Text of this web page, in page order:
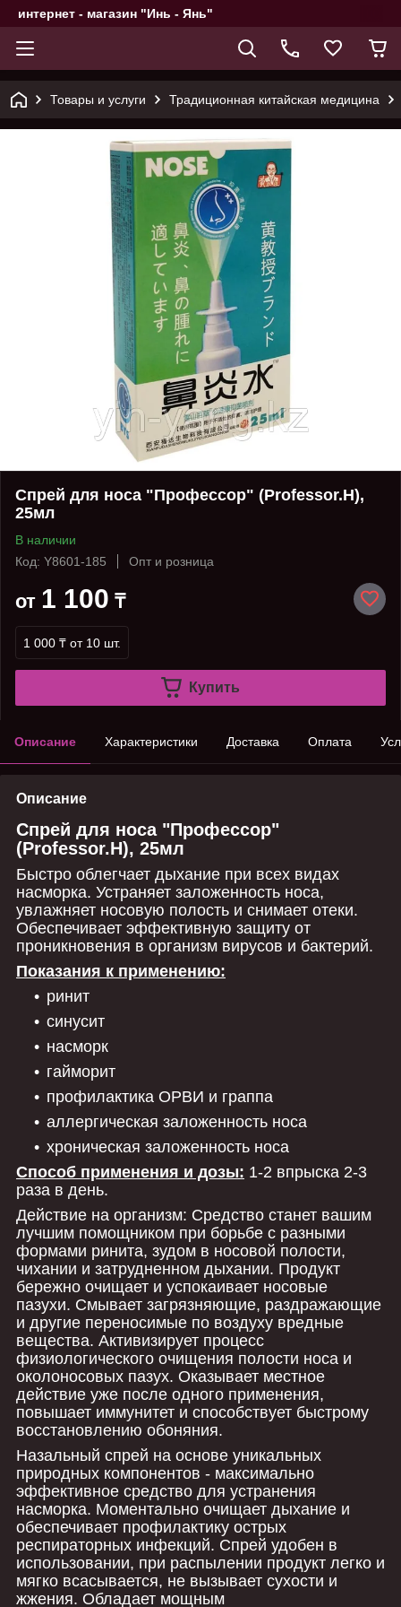
интернет - магазин "Инь - Янь"
Товары и услуги Традиционная китайская медицина
Спрей для носа "Профессор" (Professor.H),
25мл
В наличии
Код: Y8601-185
Опт и розница
от 1 100 ₸
1 000 ₸ от 10 шт.
Купить
Описание Характеристики Доставка Оплата
Описание
Спрей для носа "Профессор"
(Professor.H), 25мл
Быстро облегчает дыхание при всех видах
насморка. Устраняет заложенность носа,
увлажняет носовую полость и снимает отеки.
Обеспечивает эффективную защиту от
проникновения в организм вирусов и бактерий.
Показания к применению:
ринит
синусит
насморк
гайморит
профилактика ОРВИ и граппа
аллергическая заложенность носа
хроническая заложенность носа
Способ применения и дозы: 1-2 впрыска 2-3
раза в день.
Действие на организм: Средство станет вашим
лучшим помощником при борьбе с разными
формами ринита, зудом в носовой полости,
чихании и затрудненном дыхании. Продукт
бережно очищает и успокаивает носовые
пазухи. Смывает загрязняющие, раздражающие
и другие переносимые по воздуху вредные
вещества. Активизирует процесс
физиологического очищения полости носа и
околоносовых пазух. Оказывает местное
действие уже после одного применения,
повышает иммунитет и способствует быстрому
восстановлению обоняния.
Назальный спрей на основе уникальных
природных компонентов - максимально
эффективное средство для устранения
насморка. Моментально очищает дыхание и
обеспечивает профилактику острых
респираторных инфекций. Спрей удобен в
использовании, при распылении продукт легко и
мягко всасывается, не вызывает сухости и
жжения. Обладает мощным